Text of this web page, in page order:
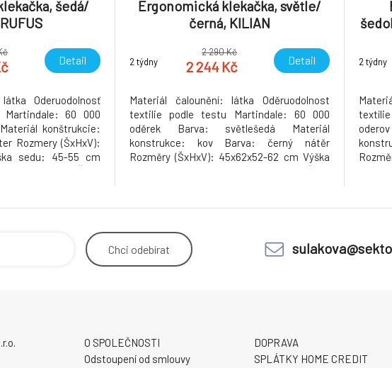
šedá/
Detail
Oderuodolnosť
60 000
konštrukcie:
Rozmery (ŠxHxV):
sedu: 45-55 cm
Ergonomická klekačka, světle/
černá, KILIAN
2 týdny
2 290 Kč
2 244 Kč Detail
Materiál čalounění: látka Oděruodolnost
textilie podle testu Martindale: 60 000
oděrek Barva: světlešedá Materiál
konstrukce: kov Barva: černý nátěr
Rozměry (ŠxHxV): 45x62x52-62 cm Výška
2 týdny
Chci odebírat
O SPOLEČNOSTI
Odstoupení od smlouvy
DOPRAVA
SPLÁTKY HOME CREDIT